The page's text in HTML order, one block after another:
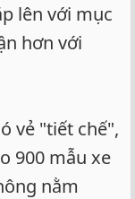
lên với mục
hơn với
vẻ "tiết chế",
900 mẫu xe
nằm